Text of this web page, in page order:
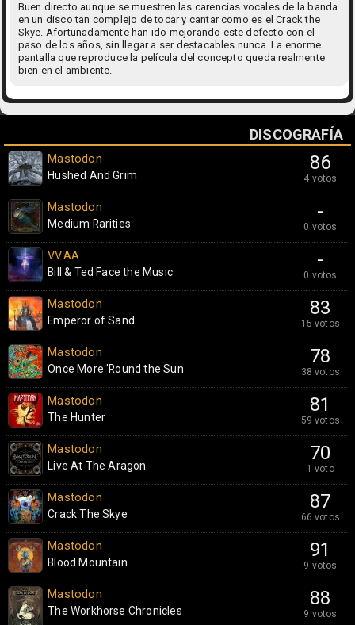
Buen directo aunque se muestren las carencias vocales de la banda
en un disco tan complejo de tocar y cantar como es el Crack the
Skye. Afortunadamente han ido mejorando este defecto con el
paso de los años, sin llegar a ser destacables nunca. La enorme
pantalla que reproduce la película del concepto queda realmente
bien en el ambiente.
DISCOGRAFÍA
86
4 votos
Mastodon
Hushed And Grim
-
0 votos
Mastodon
Medium Rarities
-
0 votos
VV.AA.
Bill & Ted Face the Music
83
15 votos
Mastodon
Emperor of Sand
78
38 votos
Mastodon
Once More 'Round the Sun
81
59 votos
Mastodon
The Hunter
70
1 voto
Mastodon
Live At The Aragon
87
66 votos
Mastodon
Crack The Skye
91
9 votos
Mastodon
Blood Mountain
88
9 votos
Mastodon
The Workhorse Chronicles